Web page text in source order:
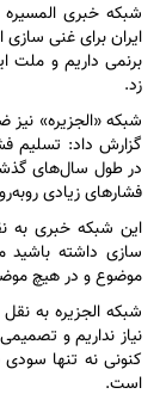
شبکه خبری
ایران برای غنی
برنمی داریم و ملت
زد.
شبکه «الجزیره»
گزارش داد: تسلیم
در طول سال‌های
فشار‌های زیادی
این شبکه خبری به
سازی داشته باشید
موضوع و در هیچ
شبکه الجزیره به
نیاز نداریم و
کنونی نه تنها سودی
است.